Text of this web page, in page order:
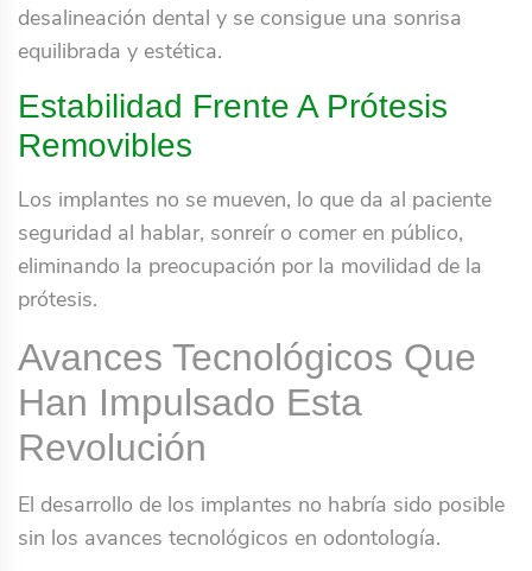
desalineación dental y se consigue una sonrisa
equilibrada y estética.
Estabilidad Frente A Prótesis
Removibles
Los implantes no se mueven, lo que da al paciente
seguridad al hablar, sonreír o comer en público,
eliminando la preocupación por la movilidad de la
prótesis.
Avances Tecnológicos Que
Han Impulsado Esta
Revolución
El desarrollo de los implantes no habría sido posible
sin los avances tecnológicos en odontología.